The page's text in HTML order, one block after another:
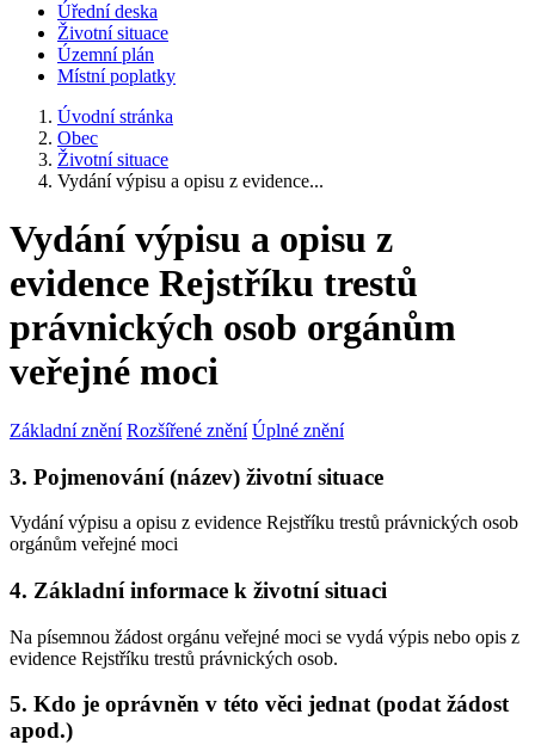
Úřední deska
Životní situace
Územní plán
Místní poplatky
Úvodní stránka
Obec
Životní situace
Vydání výpisu a opisu z evidence...
Vydání výpisu a opisu z
evidence Rejstříku trestů
právnických osob orgánům
veřejné moci
Základní znění Rozšířené znění Úplné znění
3. Pojmenování (název) životní situace
Vydání výpisu a opisu z evidence Rejstříku trestů právnických osob
orgánům veřejné moci
4. Základní informace k životní situaci
Na písemnou žádost orgánu veřejné moci se vydá výpis nebo opis z
evidence Rejstříku trestů právnických osob.
5. Kdo je oprávněn v této věci jednat (podat žádost
apod.)